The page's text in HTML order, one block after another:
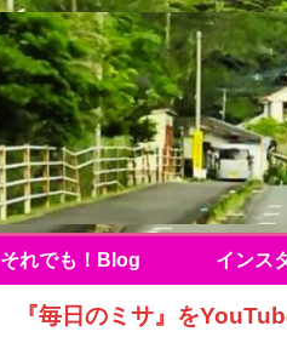
それでも！Blog インス
『毎日のミサ』を